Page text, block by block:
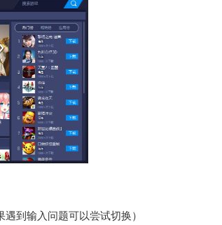
到输入问题可以尝试切换）